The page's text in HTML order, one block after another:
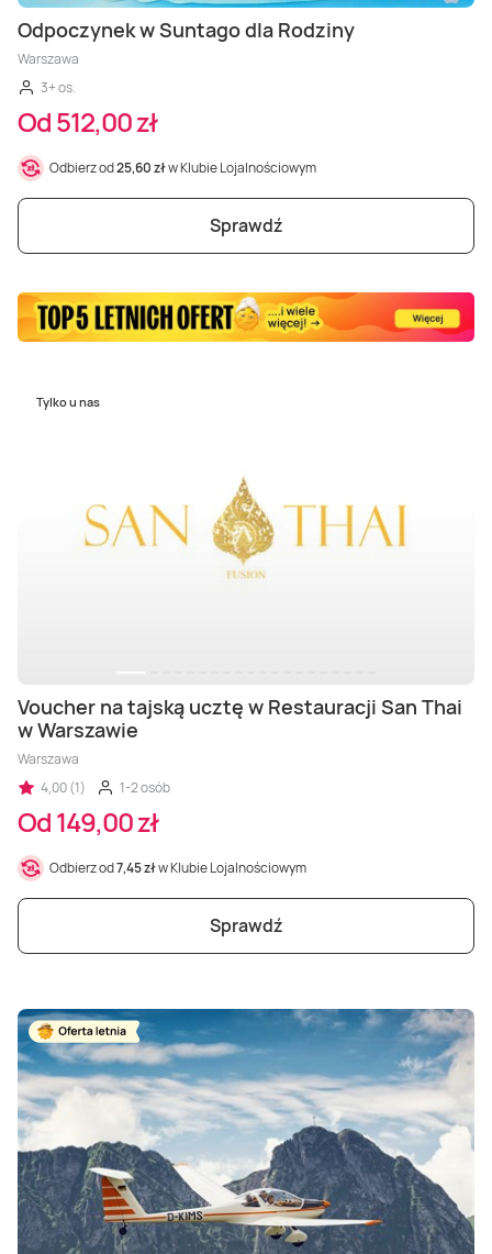
Odpoczynek w Suntago dla Rodziny
Warszawa
3+ os.
Od 512,00 zł
Odbierz od25,60 złw Klubie Lojalnościowym
Sprawdź
Tylko u nas
Voucher na tajską ucztę w Restauracji San Thai
w Warszawie
Warszawa
4,00 (1)
1-2 osób
Od 149,00 zł
Odbierz od7,45 złw Klubie Lojalnościowym
Sprawdź